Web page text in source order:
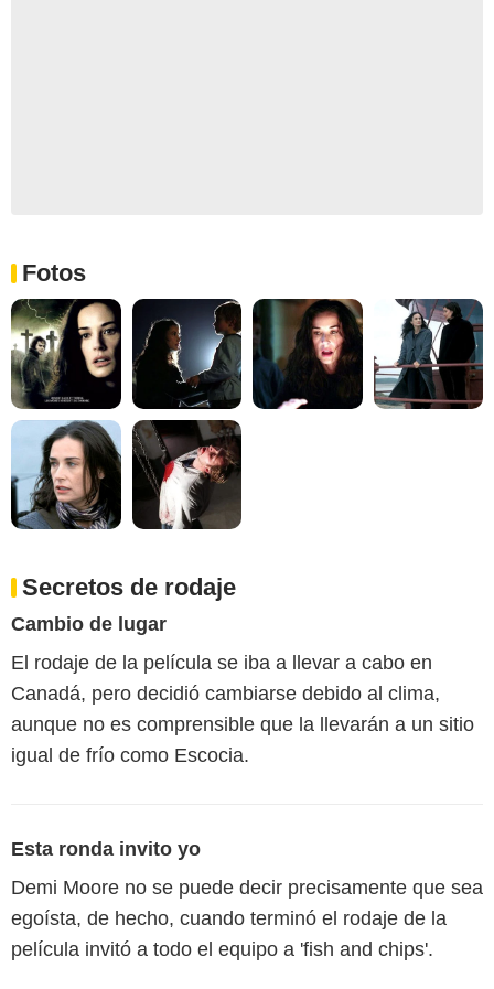
Fotos
Secretos de rodaje
Cambio de lugar
El rodaje de la película se iba a llevar a cabo en
Canadá, pero decidió cambiarse debido al clima,
aunque no es comprensible que la llevarán a un sitio
igual de frío como Escocia.
Esta ronda invito yo
Demi Moore no se puede decir precisamente que sea
egoísta, de hecho, cuando terminó el rodaje de la
película invitó a todo el equipo a 'fish and chips'.